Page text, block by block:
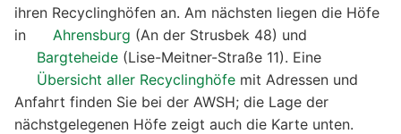
ihren Recyclinghöfen an. Am nächsten liegen die Höfe
in
Ahrensburg (An der Strusbek 48) und
Bargteheide (Lise-Meitner-Straße 11). Eine
Übersicht aller Recyclinghöfe mit Adressen und
Anfahrt finden Sie bei der AWSH; die Lage der
nächstgelegenen Höfe zeigt auch die Karte unten.